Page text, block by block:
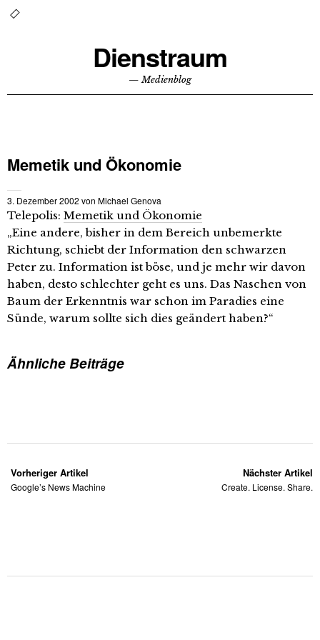
Dienstraum
— Medienblog
Memetik und Ökonomie
3. Dezember 2002 von Michael Genova
Telepolis: Memetik und Ökonomie
„Eine andere, bisher in dem Bereich unbemerkte
Richtung, schiebt der Information den schwarzen
Peter zu. Information ist böse, und je mehr wir davon
haben, desto schlechter geht es uns. Das Naschen von
Baum der Erkenntnis war schon im Paradies eine
Sünde, warum sollte sich dies geändert haben?“
Ähnliche Beiträge
Vorheriger Artikel
Google’s News Machine
Nächster Artikel
Create. License. Share.